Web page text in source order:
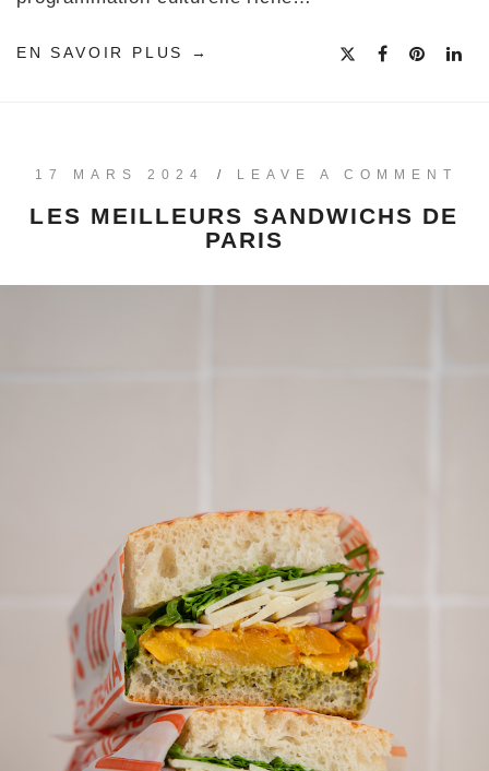
EN SAVOIR PLUS
17 MARS 2024 / LEAVE A COMMENT
LES MEILLEURS SANDWICHS DE
PARIS